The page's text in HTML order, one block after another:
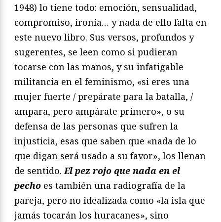
1948) lo tiene todo: emoción, sensualidad,
compromiso, ironía… y nada de ello falta en
este nuevo libro. Sus versos, profundos y
sugerentes, se leen como si pudieran
tocarse con las manos, y su infatigable
militancia en el feminismo, «si eres una
mujer fuerte / prepárate para la batalla, /
ampara, pero ampárate primero», o su
defensa de las personas que sufren la
injusticia, esas que saben que «nada de lo
que digan será usado a su favor», los llenan
de sentido.El pez rojo que nada en el
pecho es también una radiografía de la
pareja, pero no idealizada como «la isla que
jamás tocarán los huracanes», sino